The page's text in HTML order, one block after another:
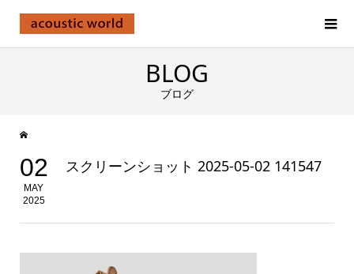
BLOG
ブログ
02
MAY
2025
スクリーンショット 2025-05-02 141547